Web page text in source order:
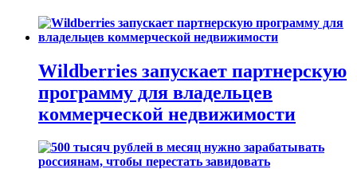
Wildberries запускает партнерскую
программу для владельцев
коммерческой недвижимости